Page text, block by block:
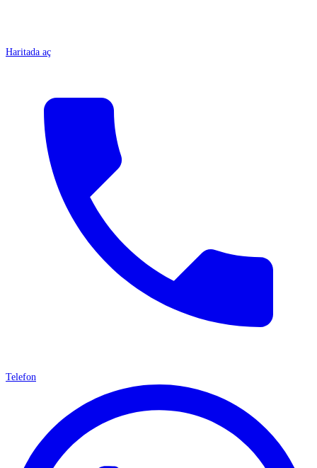
Haritada aç
Telefon